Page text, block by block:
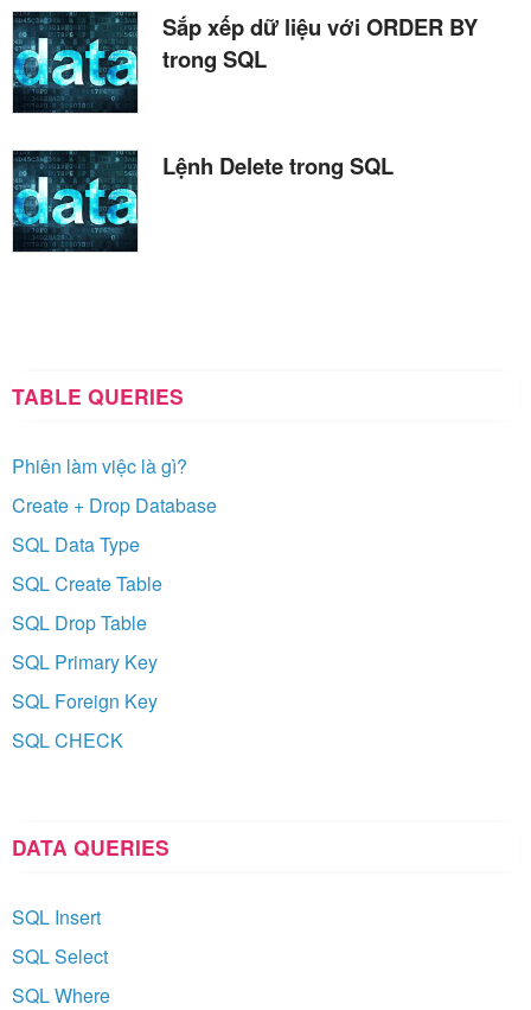
Sắp xếp dữ liệu với ORDER BY
trong SQL
Lệnh Delete trong SQL
TABLE QUERIES
Phiên làm việc là gì?
Create + Drop Database
SQL Data Type
SQL Create Table
SQL Drop Table
SQL Primary Key
SQL Foreign Key
SQL CHECK
DATA QUERIES
SQL Insert
SQL Select
SQL Where